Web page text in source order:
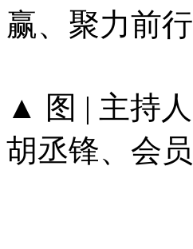
赢、聚力前
▲ 图 | 主持
胡丞锋、会